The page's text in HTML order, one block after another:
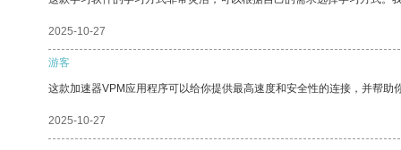
2025-10-27
游客
这款加速器VPM应用程序可以给你提供最高速度和安全性的连接，并帮助
2025-10-27